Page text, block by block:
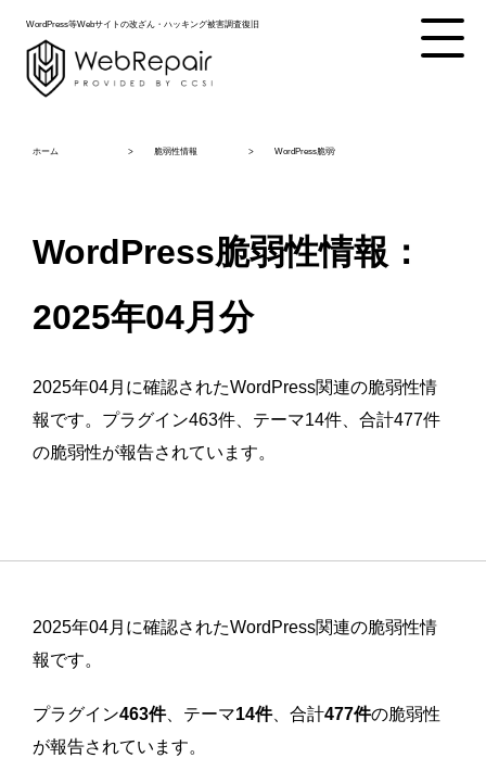
WordPress等Webサイトの改ざん・ハッキング被害調査復旧
ホーム 脆弱性情報 WordPress脆弱性情報：2025年04月分
WordPress脆弱性情報：
2025年04月分
2025年04月に確認されたWordPress関連の脆弱性情
報です。プラグイン463件、テーマ14件、合計477件
の脆弱性が報告されています。
2025年04月に確認されたWordPress関連の脆弱性情
報です。
プラグイン463件、テーマ14件、合計477件の脆弱性
が報告されています。